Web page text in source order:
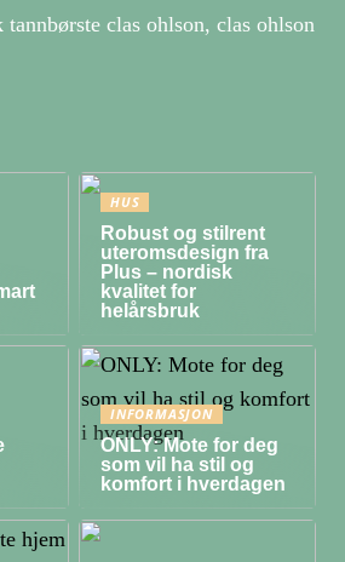
clas ohlson, clas ohlson
HUS
Robust og stilrent
uteromsdesign fra
Plus – nordisk
kvalitet for
helårsbruk
INFORMASJON
ONLY: Mote for deg
som vil ha stil og
komfort i hverdagen